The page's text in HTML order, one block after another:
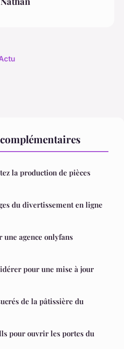
la production de pièces
du divertissement en ligne
une agence onlyfans
pour une mise à jour
de la pâtissière du
pour ouvrir les portes du